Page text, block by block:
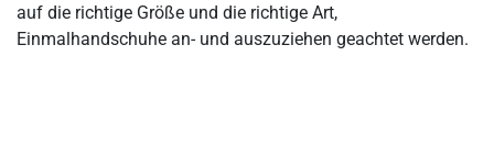
Welche Vorteile hat das Tragen von keimarmen
Einmalhandschuhen im Pflegebereich?
auf die richtige Größe und die richtige Art,
Einmalhandschuhe an- und auszuziehen geachtet werden.